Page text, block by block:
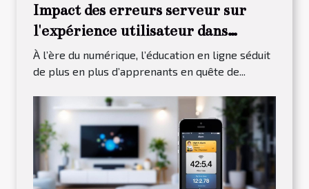
Impact des erreurs serveur sur
l'expérience utilisateur dans
l'éducation en ligne
À l’ère du numérique, l’éducation en ligne séduit
de plus en plus d’apprenants en quête de...